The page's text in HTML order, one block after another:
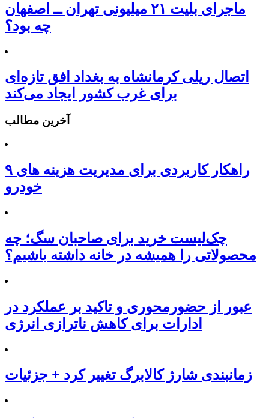
ماجرای بلیت ۲۱ میلیونی تهران ــ اصفهان
چه بود؟
اتصال ریلی کرمانشاه به بغداد افق تازه‌ای
برای غرب کشور ایجاد می‌کند
آخرین مطالب
۹ راهکار کاربردی برای مدیریت هزینه های
خودرو
چک‌لیست خرید برای صاحبان سگ؛ چه
محصولاتی را همیشه در خانه داشته باشیم؟
عبور از حضورمحوری و تاکید بر عملکرد در
ادارات برای کاهش ناترازی انرژی
زمانبندی شارژ کالابرگ تغییر کرد + جزئیات